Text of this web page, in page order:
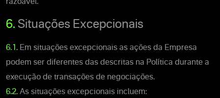
razoável.
6. Situações Excepcionais
6.1. Em situações excepcionais as ações da Empresa
podem ser diferentes das descritas na Política durante a
execução de transações de negociações.
6.2. As situações excepcionais incluem: